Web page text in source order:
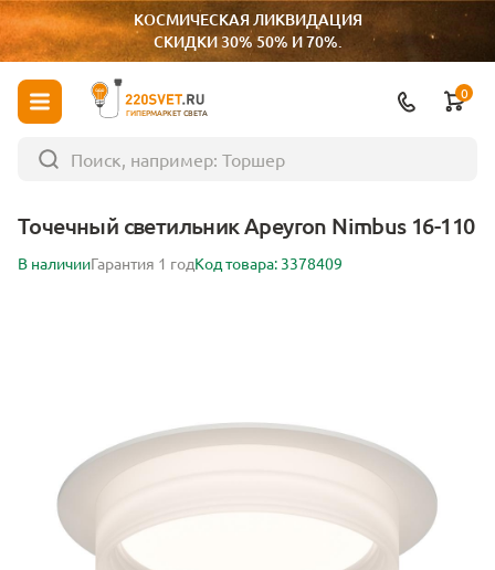
КОСМИЧЕСКАЯ ЛИКВИДАЦИЯ
СКИДКИ 30% 50% И 70%.
ГИПЕРМАРКЕТ СВЕТА
0
Точечный светильник Apeyron Nimbus 16-110
В наличииГарантия 1 годКод товара: 3378409